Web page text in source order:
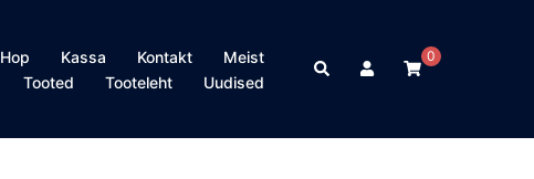
Hop Kassa Kontakt
Meist
Tooted Tooteleht Uudised
Search
0